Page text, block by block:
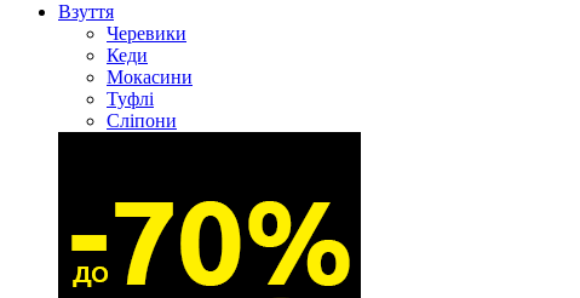
Взуття
Черевики
Кеди
Мокасини
Туфлі
Сліпони